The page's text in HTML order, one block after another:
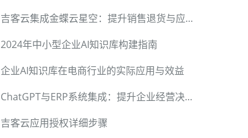
吉客云集成金蝶云星空：提升销售退货与应收单处理效率
2024年中小型企业AI知识库构建指南
企业AI知识库在电商行业的实际应用与效益
ChatGPT与ERP系统集成：提升企业经营决策能力
吉客云应用授权详细步骤